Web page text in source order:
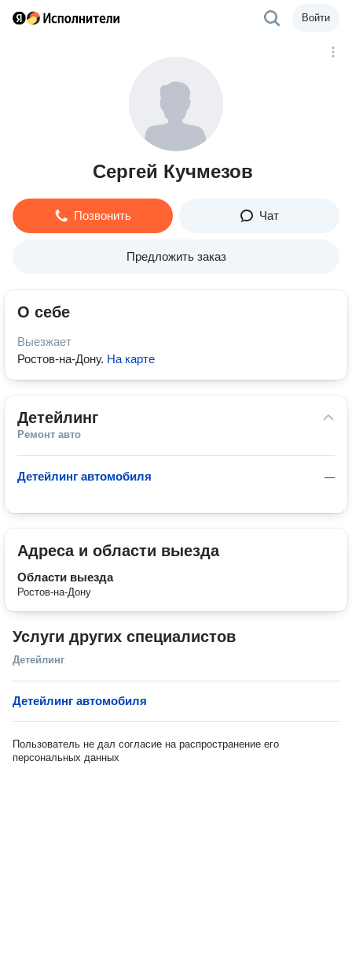
Войти
Сергей Кучмезов
Позвонить Чат
Предложить заказ
О себе
Выезжает
Ростов-на-Дону. На карте
Детейлинг
Ремонт авто
—
Детейлинг автомобиля
Адреса и области выезда
Области выезда
Ростов-на-Дону
Услуги других специалистов
Детейлинг
Детейлинг автомобиля
Пользователь не дал согласие на распространение его
персональных данных